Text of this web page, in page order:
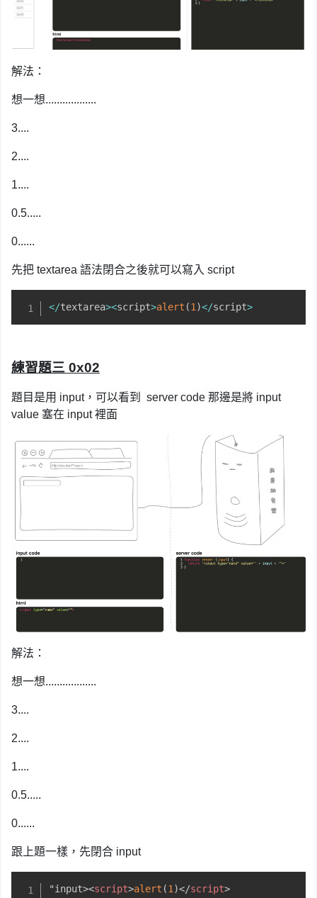
解法：
想一想..................
3....
2....
1....
0.5.....
0......
先把 textarea 語法閉合之後就可以寫入 script
</textarea><script>alert (1 )</script>
練習題三 0x02
題目是用 input，可以看到 server code 那邊是將 input
value 塞在 input 裡面
解法：
想一想..................
3....
2....
1....
0.5.....
0......
跟上題一樣，先閉合 input
"input><script>alert (1 )</script>